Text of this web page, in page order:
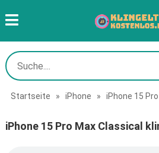
Startseite » iPhone » iPhone 15
iPhone 15 Pro Max Classical